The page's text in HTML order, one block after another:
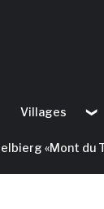
Villages
«Mont du